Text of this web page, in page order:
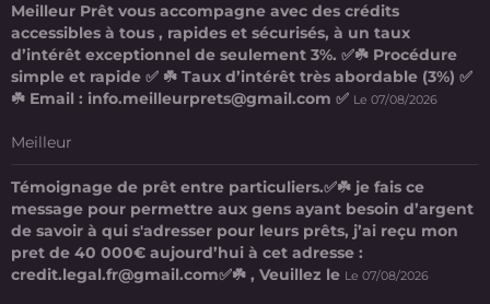
Meilleur Prêt vous accompagne avec des crédits
accessibles à tous , rapides et sécurisés, à un taux
d’intérêt exceptionnel de seulement 3%. ✅☘️ Procédure
simple et rapide ✅ ☘️ Taux d’intérêt très abordable (3%) ✅
☘️ Email : info.meilleurprets@gmail.com ✅ Le 07/08/2026
Meilleur
Témoignage de prêt entre particuliers.✅☘️ je fais ce
message pour permettre aux gens ayant besoin d’argent
de savoir à qui s'adresser pour leurs prêts, j’ai reçu mon
pret de 40 000€ aujourd’hui à cet adresse :
credit.legal.fr@gmail.com✅☘️ , Veuillez le Le 07/08/2026